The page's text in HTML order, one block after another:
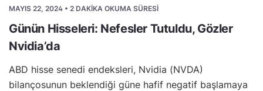
MAYIS 22, 2024 • 2 DAKIKA OKUMA SÜRESI
Günün Hisseleri: Nefesler Tutuldu, Gözler
Nvidia’da
ABD hisse senedi endeksleri, Nvidia (NVDA)
bilançosunun beklendiği güne hafif negatif başlamaya